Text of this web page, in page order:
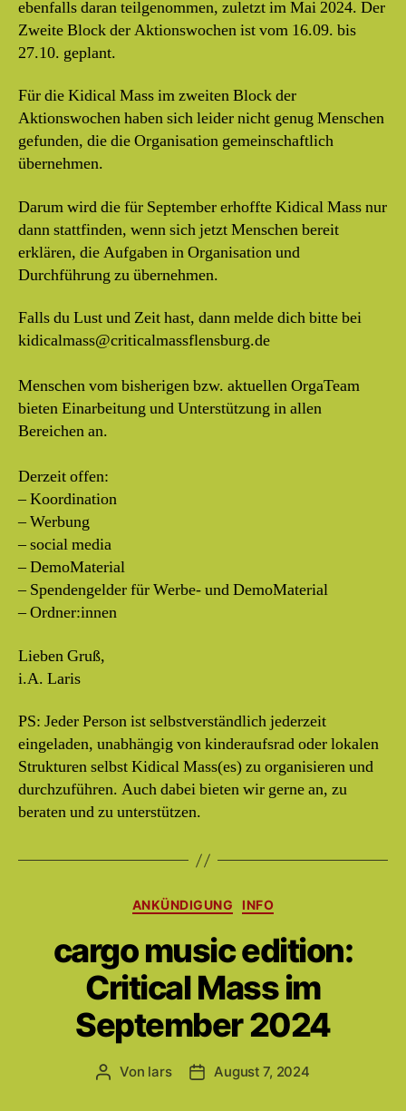
ebenfalls daran teilgenommen, zuletzt im Mai 2024. Der
Zweite Block der Aktionswochen ist vom 16.09. bis
27.10. geplant.
Für die Kidical Mass im zweiten Block der
Aktionswochen haben sich leider nicht genug Menschen
gefunden, die die Organisation gemeinschaftlich
übernehmen.
Darum wird die für September erhoffte Kidical Mass nur
dann stattfinden, wenn sich jetzt Menschen bereit
erklären, die Aufgaben in Organisation und
Durchführung zu übernehmen.
Falls du Lust und Zeit hast, dann melde dich bitte bei
kidicalmass@criticalmassflensburg.de
Menschen vom bisherigen bzw. aktuellen OrgaTeam
bieten Einarbeitung und Unterstützung in allen
Bereichen an.
Derzeit offen:
– Koordination
– Werbung
– social media
– DemoMaterial
– Spendengelder für Werbe- und DemoMaterial
– Ordner:innen
Lieben Gruß,
i.A. Laris
PS: Jeder Person ist selbstverständlich jederzeit
eingeladen, unabhängig von kinderaufsrad oder lokalen
Strukturen selbst Kidical Mass(es) zu organisieren und
durchzuführen. Auch dabei bieten wir gerne an, zu
beraten und zu unterstützen.
Kategorien
ANKÜNDIGUNG INFO
cargo music edition:
Critical Mass im
September 2024
Beitragsautor
Von lars Beitragsdatum
August 7, 2024